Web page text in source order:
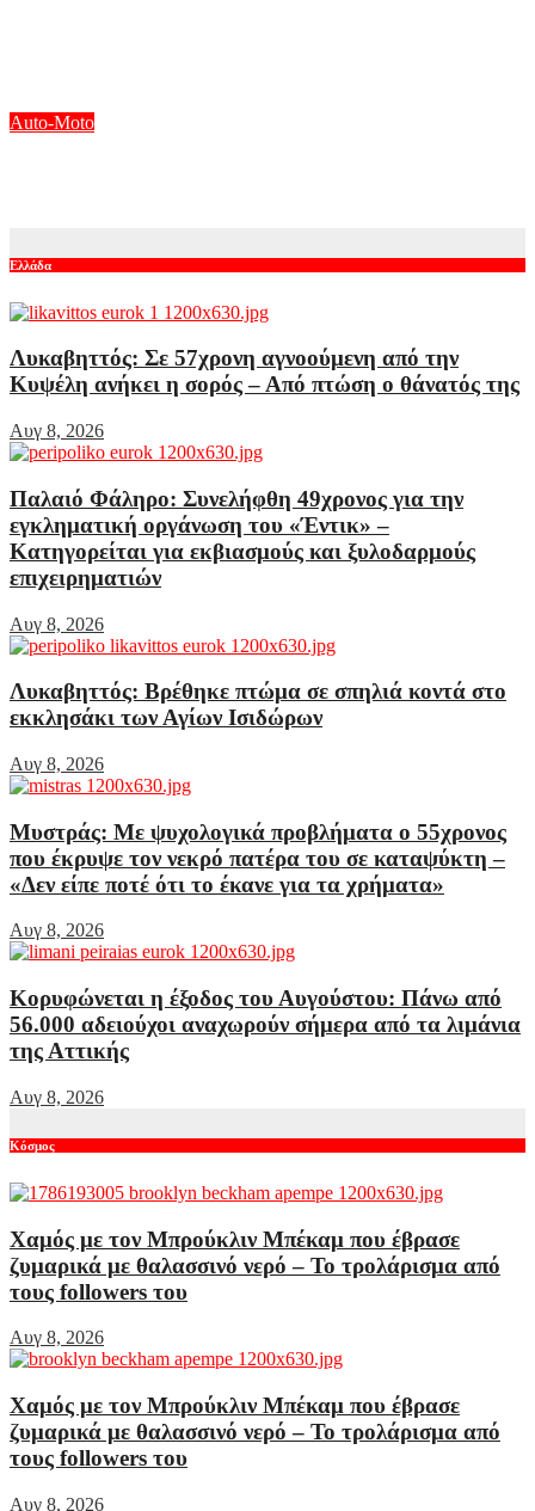
Auto-Moto
Ελλάδα
Λυκαβηττός: Σε 57χρονη αγνοούμενη από την
Κυψέλη ανήκει η σορός – Από πτώση ο θάνατός της
Αυγ 8, 2026
Παλαιό Φάληρο: Συνελήφθη 49χρονος για την
εγκληματική οργάνωση του «Έντικ» –
Κατηγορείται για εκβιασμούς και ξυλοδαρμούς
επιχειρηματιών
Αυγ 8, 2026
Λυκαβηττός: Βρέθηκε πτώμα σε σπηλιά κοντά στο
εκκλησάκι των Αγίων Ισιδώρων
Αυγ 8, 2026
Μυστράς: Με ψυχολογικά προβλήματα ο 55χρονος
που έκρυψε τον νεκρό πατέρα του σε καταψύκτη –
«Δεν είπε ποτέ ότι το έκανε για τα χρήματα»
Αυγ 8, 2026
Κορυφώνεται η έξοδος του Αυγούστου: Πάνω από
56.000 αδειούχοι αναχωρούν σήμερα από τα λιμάνια
της Αττικής
Αυγ 8, 2026
Κόσμος
Χαμός με τον Μπρούκλιν Μπέκαμ που έβρασε
ζυμαρικά με θαλασσινό νερό – Το τρολάρισμα από
τους followers του
Αυγ 8, 2026
Χαμός με τον Μπρούκλιν Μπέκαμ που έβρασε
ζυμαρικά με θαλασσινό νερό – Το τρολάρισμα από
τους followers του
Αυγ 8, 2026